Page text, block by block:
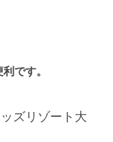
です。
ズリゾート大